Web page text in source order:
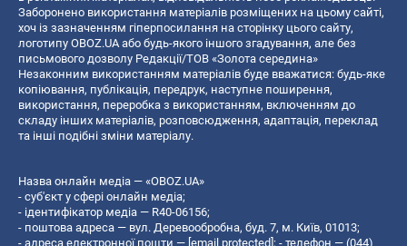
Заборонено використання матеріалів розміщених на цьому сайті,
хоч із зазначенням гіперпосилання на сторінку цього сайту,
логотипу OBOZ.UA або будь-якого іншого згадування, але без
письмового дозволу Редакції/ТОВ «Золота середина»
Незаконним використанням матеріалів буде вважатися: будь-яке
копiювання, публiкацiя, передрук, наступне поширення,
використання, переробка з використанням, включенням до
складу інших матеріалів, розповсюдження, адаптація, переклад
та інші подібні зміни матеріалу.
Назва онлайн медіа — «OBOZ.UA»
- суб'єкт у сфері онлайн медіа;
- ідентифікатор медіа — R40-06156;
- поштова адреса — вул. Деревообробна, буд. 7, м. Київ, 01013;
- адреса електронної пошти — [email protected]; - телефон — (044)